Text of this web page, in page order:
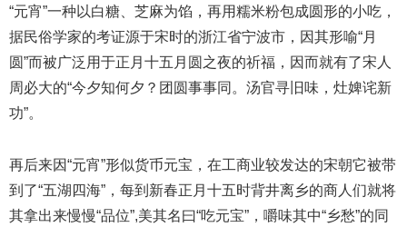
“元宵”一种以白糖、芝麻为馅，再用糯米粉包成圆形的小吃，
据民俗学家的考证源于宋时的浙江省宁波市，因其形喻“月
圆”而被广泛用于正月十五月圆之夜的祈福，因而就有了宋人
周必大的“今夕知何夕？团圆事事同。汤官寻旧味，灶婢诧新
功”。
再后来因“元宵”形似货币元宝，在工商业较发达的宋朝它被带
到了“五湖四海”，每到新春正月十五时背井离乡的商人们就将
其拿出来慢慢“品位”,美其名曰“吃元宝”，嚼味其中“乡愁”的同